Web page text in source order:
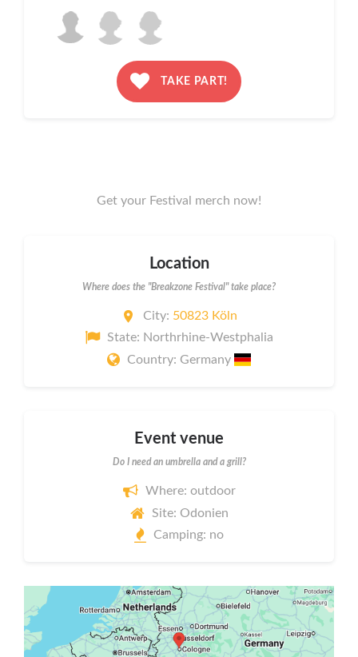
TAKE PART!
Get your Festival merch now!
Location
Where does the "Breakzone Festival" take place?
City: 50823 Köln
State: Northrhine-Westphalia
Country: Germany
Event venue
Do I need an umbrella and a grill?
Where: outdoor
Site: Odonien
Camping: no